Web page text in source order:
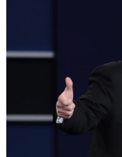
Gənclər və
Media və QHT
Hadisə
Sağlamlıq
Sosium
Mənəvi dəyərlər